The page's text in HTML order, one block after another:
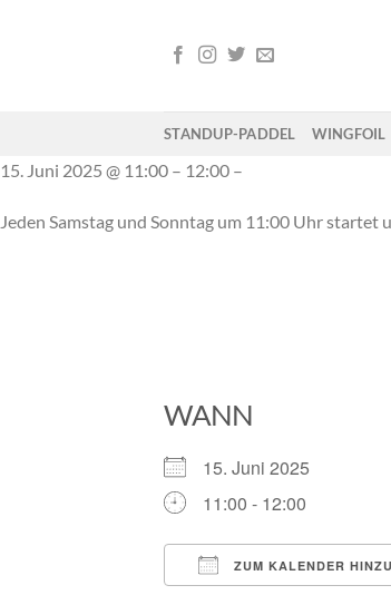
STANDUP-PADDEL WINGFOIL
15. Juni 2025 @ 11:00 – 12:00 –
Jeden Samstag und Sonntag um 11:00 Uhr startet
WANN
15. Juni 2025
11:00 - 12:00
ZUM KALENDER